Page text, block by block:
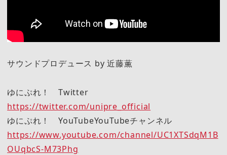
サウンドプロデュース by 近藤薫
ゆにぷれ！ Twitter
https://twitter.com/unipre_official
ゆにぷれ！ YouTubeYouTubeチャンネル
https://www.youtube.com/channel/UC1XTSdqM1B
OUqbcS-M73Phg